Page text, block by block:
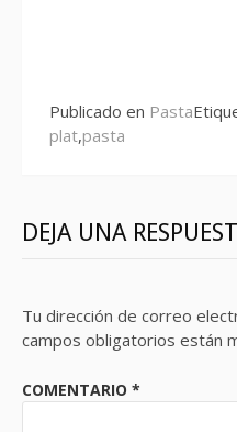
Publicado en Pasta
plat,pasta
DEJA UNA
Tu dirección de correo
campos obligatorios están
COMENTARIO *